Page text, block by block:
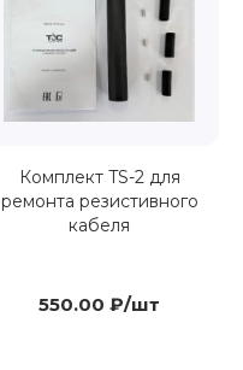
Комплект TS-2 для
ремонта резистивного
кабеля
550.00 ₽/шт